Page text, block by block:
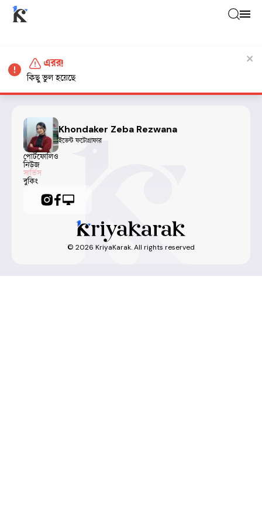
Khondaker Zeba Rezwana
ইভেন্ট ফটোগ্রাফার
পোর্টফোলিও
নিউজ
সার্ভিস
বুকিং
© 2026 KriyaKarak. All rights reserved
এরর!
কিছু ভুল হয়েছে